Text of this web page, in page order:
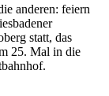
anderen: feiern
statt, das
25. Mal in die